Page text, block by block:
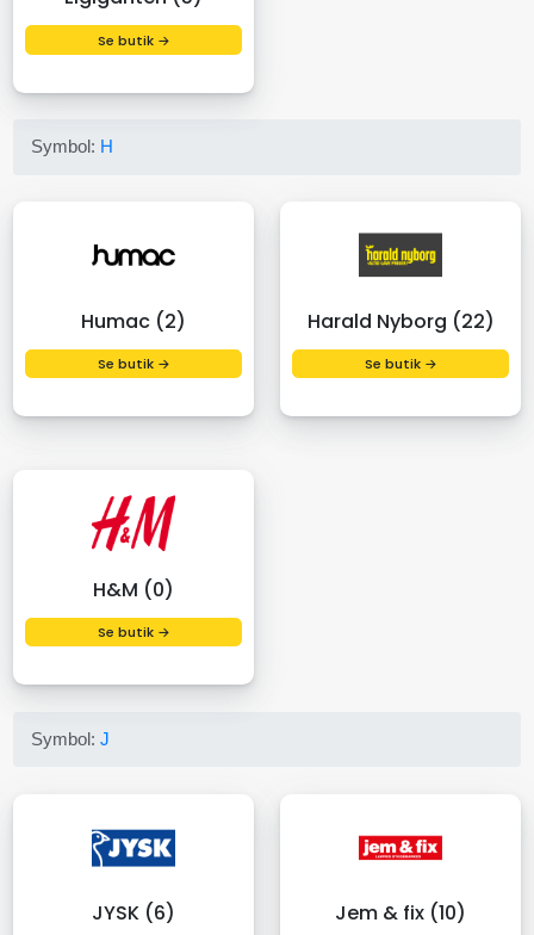
Se butik →
Symbol: H
Humac (2)
Se butik →
Harald Nyborg (22)
Se butik →
H&M (0)
Se butik →
Symbol:J
JYSK (6) Jem & fix (10)